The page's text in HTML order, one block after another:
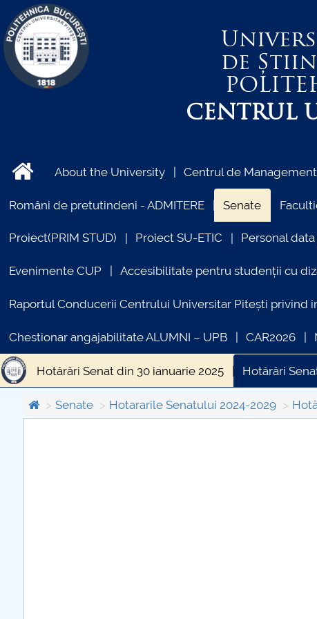
de
CENTRUL
About the University Centrul de
Români de pretutindeni - ADMITERE Senate
Proiect(PRIM STUD) Proiect SU-ETIC Personal
Evenimente CUP Accesibilitate pentru studenții cu
Raportul Conducerii Centrului Universitar Pitești privind
Chestionar angajabilitate ALUMNI – UPB CAR2026
Hotărâri Senat din 30 ianuarie 2025 Hotărâri
Hotărâri Senat din 5 septembrie 2025 Hotărâri
Senate Hotararile Senatului 2024-2029